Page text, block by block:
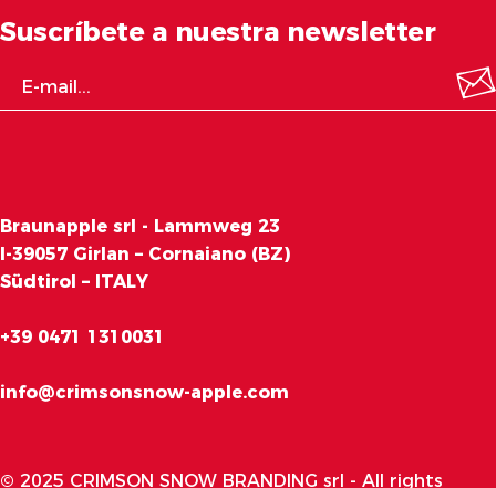
Suscríbete a nuestra newsletter
Braunapple srl - Lammweg 23
I-39057 Girlan – Cornaiano (BZ)
Südtirol – ITALY
+39 0471 1310031
info@crimsonsnow-apple.com
© 2025 CRIMSON SNOW BRANDING srl - All rights